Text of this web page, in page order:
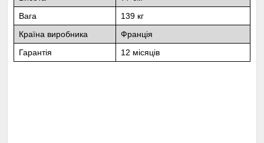
Вага
139 кг
Країна виробника
Франція
Гарантія
12 місяців